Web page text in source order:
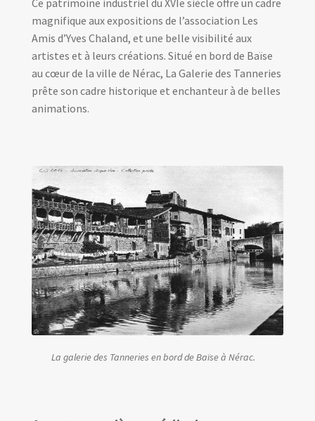
magnifique aux expositions de l’association Les
Amis d’Yves Chaland, et une belle visibilité aux
artistes et à leurs créations. Situé en bord de Baïse
au cœur de la ville de Nérac, La Galerie des Tanneries
prête son cadre historique et enchanteur à de belles
animations.
La galerie des Tanneries en bord de Baïse à Nérac.